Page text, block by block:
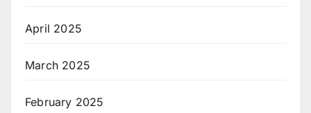
April 2025
March 2025
February 2025